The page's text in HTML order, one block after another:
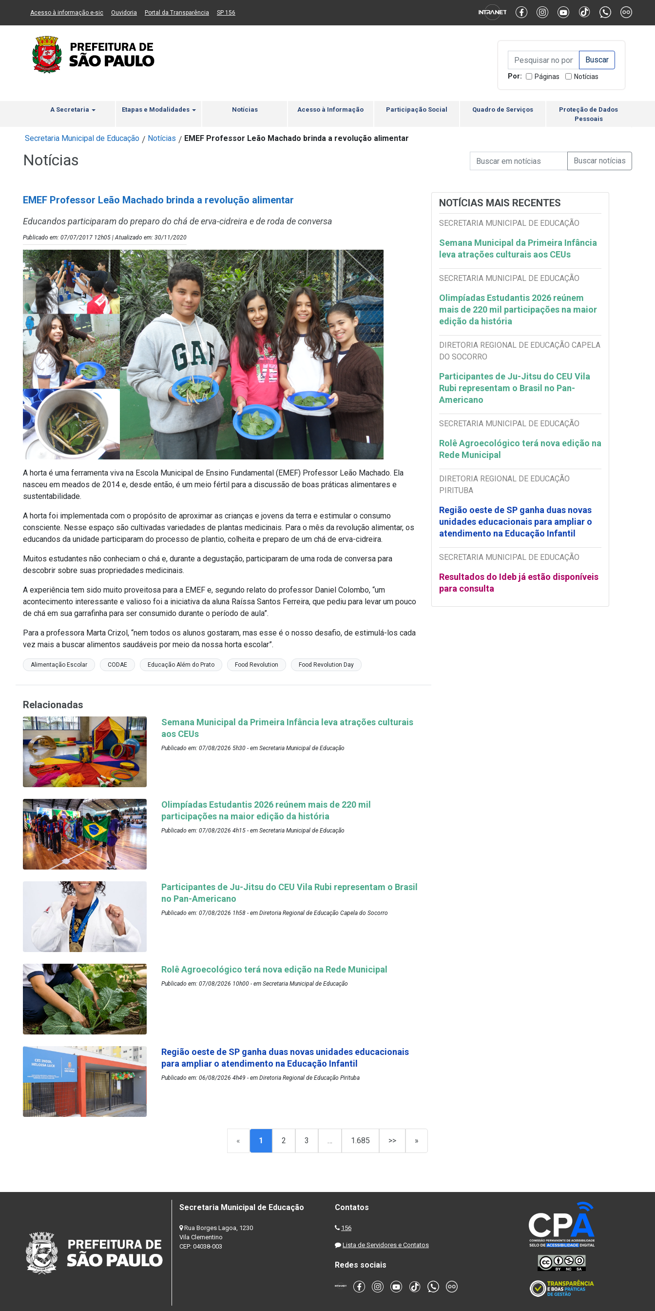
Ir ao Conteúdo Ir para menu principal 2 Ir para busca Ir para rodapé Alternar Alto Contraste Alternar Tamanho da Fonte
Acesso à informação e-sic(Link para um novo sítio)
Ouvidoria (Link para um novo sítio)
Portal da Transparência (Link para um novo sítio)
SP 156
Campo de Busca de
Campo de Busca de informaçõesEnviar a Busca
Por: Páginas Notícias
A Secretaria Etapas e Modalidades Notícias Acesso à Informação Participação Social Quadro de Serviços
Proteção de Dados
Pessoais
Secretaria Municipal de Educação / Notícias / EMEF Professor Leão Machado brinda a revolução alimentar
Notícias Campo de Busca de Notícias
Campo de Busca de informaçõesEnviar a Busca de
EMEF Professor Leão Machado brinda a revolução alimentar
Educandos participaram do preparo do chá de erva-cidreira e de roda de conversa
Publicado em: 07/07/2017 12h05 | Atualizado em: 30/11/2020
A horta é uma ferramenta viva na Escola Municipal de Ensino Fundamental (EMEF) Professor Leão Machado. Ela
nasceu em meados de 2014 e, desde então, é um meio fértil para a discussão de boas práticas alimentares e
sustentabilidade.
A horta foi implementada com o propósito de aproximar as crianças e jovens da terra e estimular o consumo
consciente. Nesse espaço são cultivadas variedades de plantas medicinais. Para o mês da revolução alimentar, os
educandos da unidade participaram do processo de plantio, colheita e preparo de um chá de erva-cidreira.
Muitos estudantes não conheciam o chá e, durante a degustação, participaram de uma roda de conversa para
descobrir sobre suas propriedades medicinais.
A experiência tem sido muito proveitosa para a EMEF e, segundo relato do professor Daniel Colombo, “um
acontecimento interessante e valioso foi a iniciativa da aluna Raíssa Santos Ferreira, que pediu para levar um pouco
de chá em sua garrafinha para ser consumido durante o período de aula”.
Para a professora Marta Crizol, “nem todos os alunos gostaram, mas esse é o nosso desafio, de estimulá-los cada
vez mais a buscar alimentos saudáveis por meio da nossa horta escolar”.
Alimentação Escolar CODAE Educação Além do Prato Food Revolution Food Revolution Day
NOTÍCIAS MAIS RECENTES
SECRETARIA MUNICIPAL DE EDUCAÇÃO
Semana Municipal da Primeira Infância
leva atrações culturais aos CEUs
SECRETARIA MUNICIPAL DE EDUCAÇÃO
Olimpíadas Estudantis 2026 reúnem
mais de 220 mil participações na maior
edição da história
DIRETORIA REGIONAL DE EDUCAÇÃO CAPELA
DO SOCORRO
Participantes de Ju-Jitsu do CEU Vila
Rubi representam o Brasil no Pan-
Americano
SECRETARIA MUNICIPAL DE EDUCAÇÃO
Rolê Agroecológico terá nova edição na
Rede Municipal
DIRETORIA REGIONAL DE EDUCAÇÃO
PIRITUBA
Região oeste de SP ganha duas novas
unidades educacionais para ampliar o
atendimento na Educação Infantil
SECRETARIA MUNICIPAL DE EDUCAÇÃO
Resultados do Ideb já estão disponíveis
para consulta
Relacionadas
Semana Municipal da Primeira Infância leva atrações culturais
aos CEUs
Publicado em: 07/08/2026 5h30 - em Secretaria Municipal de Educação
Olimpíadas Estudantis 2026 reúnem mais de 220 mil
participações na maior edição da história
Publicado em: 07/08/2026 4h15 - em Secretaria Municipal de Educação
Participantes de Ju-Jitsu do CEU Vila Rubi representam o Brasil
no Pan-Americano
Publicado em: 07/08/2026 1h58 - em Diretoria Regional de Educação Capela do Socorro
Rolê Agroecológico terá nova edição na Rede Municipal
Publicado em: 07/08/2026 10h00 - em Secretaria Municipal de Educação
Região oeste de SP ganha duas novas unidades educacionais
para ampliar o atendimento na Educação Infantil
Publicado em: 06/08/2026 4h49 - em Diretoria Regional de Educação Pirituba
« 1 2 3 … 1.685 >> »
Secretaria Municipal de Educação
Rua Borges Lagoa, 1230
Vila Clementino
CEP: 04038-003
Contatos
156
Lista de Servidores e Contatos
Redes sociais